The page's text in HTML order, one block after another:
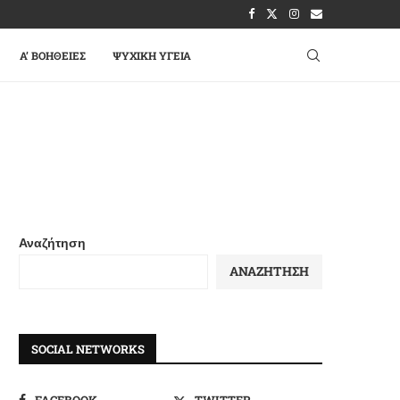
A’ ΒΟΉΘΕΙΕΣ ΨΥΧΙΚΉ ΥΓΕΊΑ
Αναζήτηση
ΑΝΑΖΉΤΗΣΗ
SOCIAL NETWORKS